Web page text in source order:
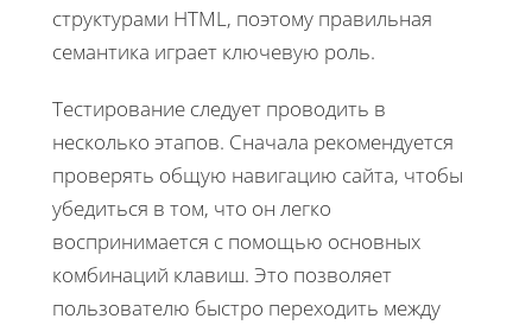
структурами HTML, поэтому правильная
семантика играет ключевую роль.
Тестирование следует проводить в
несколько этапов. Сначала рекомендуется
проверять общую навигацию сайта, чтобы
убедиться в том, что он легко
воспринимается с помощью основных
комбинаций клавиш. Это позволяет
пользователю быстро переходить между